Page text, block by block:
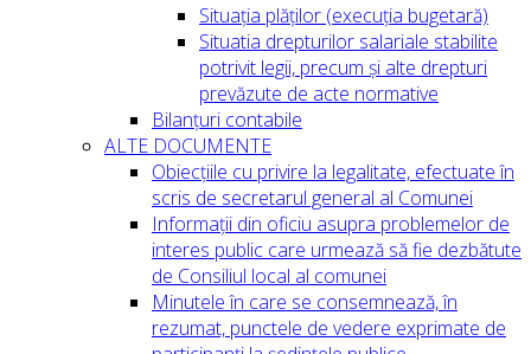
Situația plăților (execuția bugetară)
Situatia drepturilor salariale stabilite
potrivit legii, precum și alte drepturi
prevăzute de acte normative
Bilanțuri contabile
ALTE DOCUMENTE
Obiecțiile cu privire la legalitate, efectuate în
scris de secretarul general al Comunei
Informații din oficiu asupra problemelor de
interes public care urmează să fie dezbătute
de Consiliul local al comunei
Minutele în care se consemnează, în
rezumat, punctele de vedere exprimate de